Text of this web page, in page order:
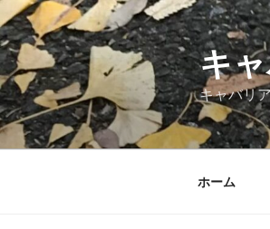
ン
テ
ン
ツ
へ
ス
キ
キャバリ
ホーム